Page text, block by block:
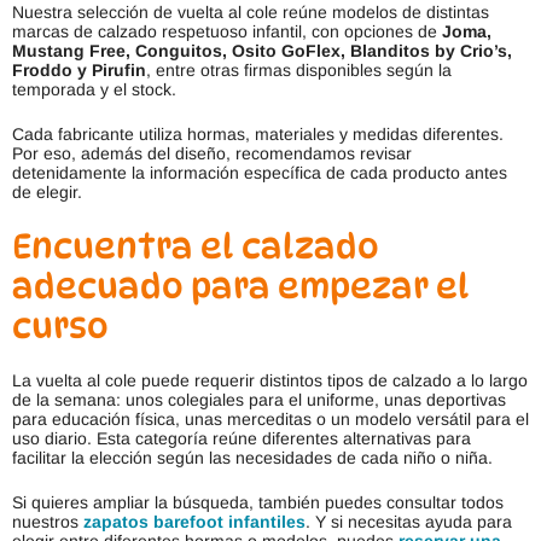
Nuestra selección de vuelta al cole reúne modelos de distintas
marcas de calzado respetuoso infantil, con opciones de Joma,
Mustang Free, Conguitos, Osito GoFlex, Blanditos by Crio’s,
Froddo y Pirufin, entre otras firmas disponibles según la
temporada y el stock.
Cada fabricante utiliza hormas, materiales y medidas diferentes.
Por eso, además del diseño, recomendamos revisar
detenidamente la información específica de cada producto antes
de elegir.
Encuentra el calzado
adecuado para empezar el
curso
La vuelta al cole puede requerir distintos tipos de calzado a lo largo
de la semana: unos colegiales para el uniforme, unas deportivas
para educación física, unas merceditas o un modelo versátil para el
uso diario. Esta categoría reúne diferentes alternativas para
facilitar la elección según las necesidades de cada niño o niña.
Si quieres ampliar la búsqueda, también puedes consultar todos
nuestros zapatos barefoot infantiles. Y si necesitas ayuda para